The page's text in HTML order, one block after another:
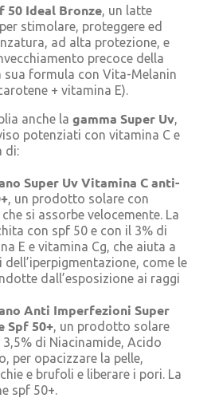
50 Ideal Bronze, un latte
stimolare, proteggere ed
ad alta protezione, e
precoce della
sua formula con Vita-Melanin
+ vitamina E).
anche la gamma Super Uv,
potenziati con vitamina C e
di:
Super Uv Vitamina C anti-
, un prodotto solare con
si assorbe velocemente. La
con spf 50 e con il 3% di
E e vitamina Cg, che aiuta a
dell’iperpigmentazione, come le
dall’esposizione ai raggi
Anti Imperfezioni Super
Spf 50+, un prodotto solare
di Niacinamide, Acido
per opacizzare la pelle,
e brufoli e liberare i pori. La
spf 50+.